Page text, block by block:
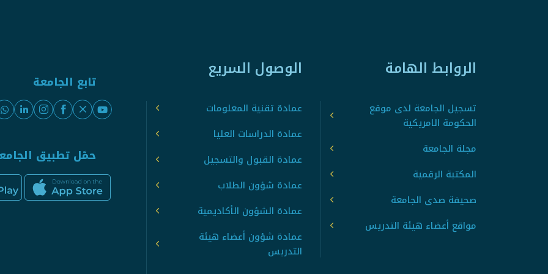
الروابط الهامة
تسجيل الجامعة لدى موقع
الحكومة الامريكية
مجلة الجامعة
المكتبة الرقمية
صحيفة صدى الجامعة
مواقع أعضاء هيئة التدريس
الوصول السريع
عمادة تقنية المعلومات
عمادة الدراسات العليا
عمادة القبول والتسجيل
عمادة شؤون الطلاب
عمادة الشؤون الأكاديمية
عمادة شؤون أعضاء هيئة
التدريس
تابع الجامعة
حمّل تطبيق